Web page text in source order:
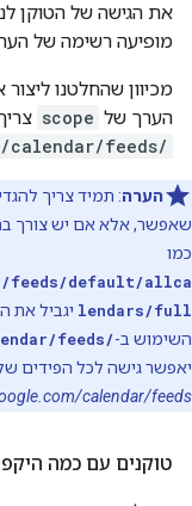
את הגישה של הטוקן
מופיעה רשימה של
הערך של scope
calendar/feeds/
הערה
שאפשר, אלא אם יש צורך
כמו
feeds/default/allca
lendars/full
השימוש ב-feeds/
יאפשר גישה לכל הפידים
calendar/feeds/*
טוקנים עם כמה